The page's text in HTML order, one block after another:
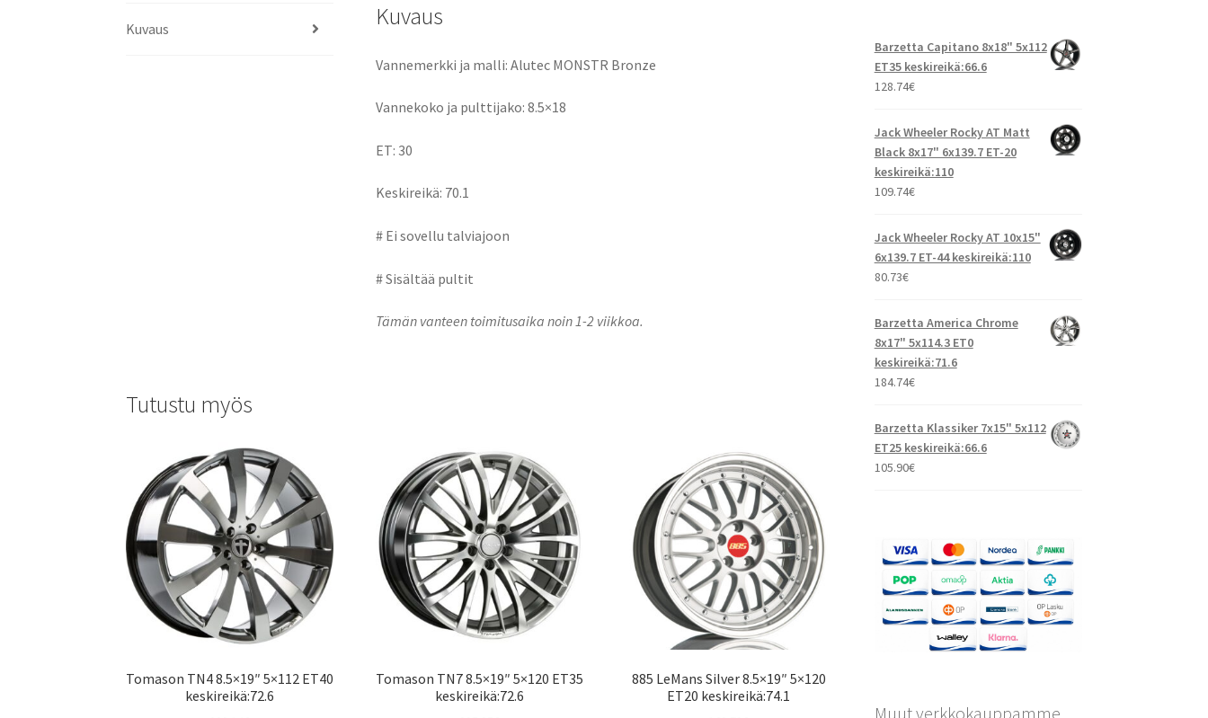
k
n
Kuvaus Kuvaus
Vannemerkki ja malli: Alutec MONSTR Bronze
Vannekoko ja pulttijako: 8.5×18
ET: 30
Keskireikä: 70.1
# Ei sovellu talviajoon
# Sisältää pultit
Tämän vanteen toimitusaika noin 1-2 viikkoa.
Tutustu myös
Tomason TN4 8.5×19″ 5×112 ET40
keskireikä:72.6
Tomason TN7 8.5×19″ 5×120 ET35
keskireikä:72.6
885 LeMans Silver 8.5×19″ 5×120
ET20 keskireikä:74.1
Barzetta Capitano 8x18" 5x112
ET35 keskireikä:66.6
128.74€
Jack Wheeler Rocky AT Matt
Black 8x17" 6x139.7 ET-20
keskireikä:110
109.74€
Jack Wheeler Rocky AT 10x15"
6x139.7 ET-44 keskireikä:110
80.73€
Barzetta America Chrome
8x17" 5x114.3 ET0
keskireikä:71.6
184.74€
Barzetta Klassiker 7x15" 5x112
ET25 keskireikä:66.6
105.90€
Muut verkkokauppamme